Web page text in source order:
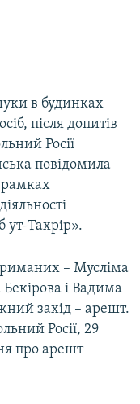
в будинках
після допитів
Росії
повідомила
рамках
ут-Тахрір».
– Мусліма
і Вадима
захід – арешт.
Росії, 29
про арешт